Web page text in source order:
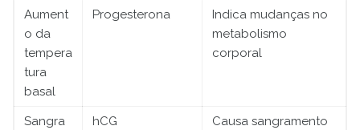
Aument
o da
tempera
tura
basal
Progesterona
Indica mudanças no
metabolismo
corporal
Sangra
hCG
Causa sangramento